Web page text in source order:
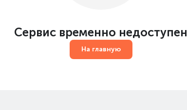
Сервис временно недоступен
На главную